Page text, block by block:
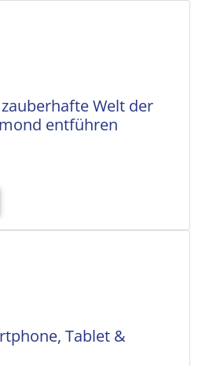
Welt der
entführen
Tablet &